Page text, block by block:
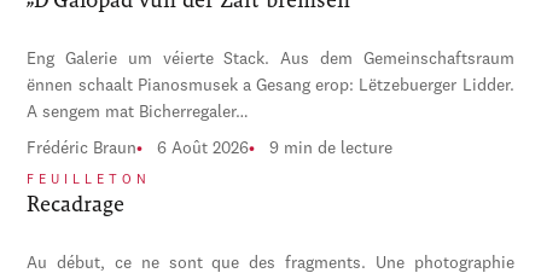
Eng Galerie um véierte Stack. Aus dem Gemeinschaftsraum
ënnen schaalt Pianosmusek a Gesang erop: Lëtzebuerger Lidder.
A sengem mat Bicherregaler…
Frédéric Braun 6 Août 2026 9 min de lecture
FEUILLETON
Recadrage
Au début, ce ne sont que des fragments. Une photographie